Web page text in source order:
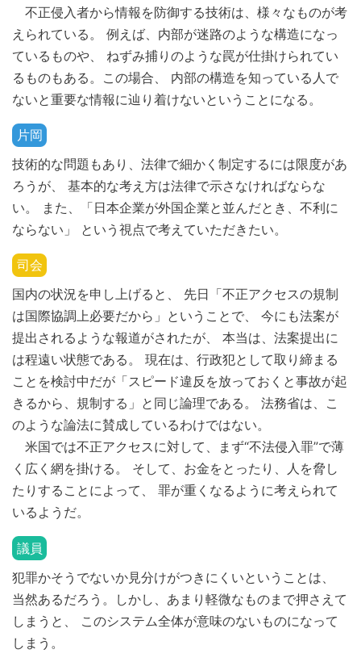
不正侵入者から情報を防御する技術は、様々なものが考
えられている。 例えば、内部が迷路のような構造になっ
ているものや、 ねずみ捕りのような罠が仕掛けられてい
るものもある。この場合、 内部の構造を知っている人で
ないと重要な情報に辿り着けないということになる。
片岡
技術的な問題もあり、法律で細かく制定するには限度があ
ろうが、 基本的な考え方は法律で示さなければならな
い。 また、「日本企業が外国企業と並んだとき、不利に
ならない」 という視点で考えていただきたい。
司会
国内の状況を申し上げると、 先日「不正アクセスの規制
は国際協調上必要だから」ということで、 今にも法案が
提出されるような報道がされたが、 本当は、法案提出に
は程遠い状態である。 現在は、行政犯として取り締まる
ことを検討中だが「スピード違反を放っておくと事故が起
きるから、規制する」と同じ論理である。 法務省は、こ
のような論法に賛成しているわけではない。
米国では不正アクセスに対して、まず“不法侵入罪”で薄
く広く網を掛ける。 そして、お金をとったり、人を脅し
たりすることによって、 罪が重くなるように考えられて
いるようだ。
議員
犯罪かそうでないか見分けがつきにくいということは、
当然あるだろう。しかし、あまり軽微なものまで押さえて
しまうと、 このシステム全体が意味のないものになって
しまう。